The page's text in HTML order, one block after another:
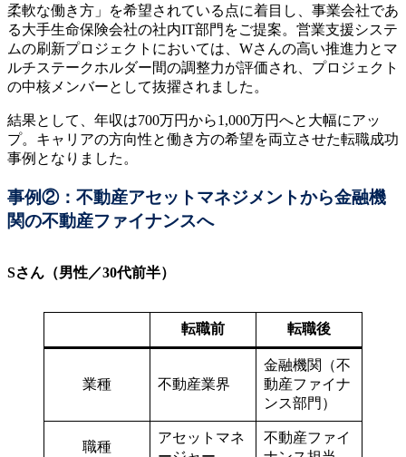
柔軟な働き方」を希望されている点に着目し、事業会社であ
る大手生命保険会社の社内IT部門をご提案。営業支援システ
ムの刷新プロジェクトにおいては、Wさんの高い推進力とマ
ルチステークホルダー間の調整力が評価され、プロジェクト
の中核メンバーとして抜擢されました。
結果として、年収は700万円から1,000万円へと大幅にアッ
プ。キャリアの方向性と働き方の希望を両立させた転職成功
事例となりました。
事例②：不動産アセットマネジメントから金融機
関の不動産ファイナンスへ
Sさん（男性／30代前半）
転職前 転職後
業種 不動産業界
金融機関（不
動産ファイナ
ンス部門）
職種
アセットマネ
不動産ファイ